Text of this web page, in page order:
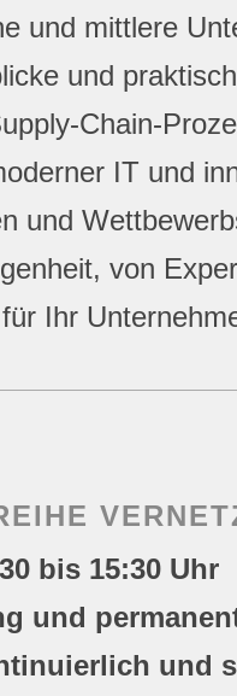
und mittlere
und
Chain-
IT und
und
von
Ihr
bis 15:30 Uhr
und
und